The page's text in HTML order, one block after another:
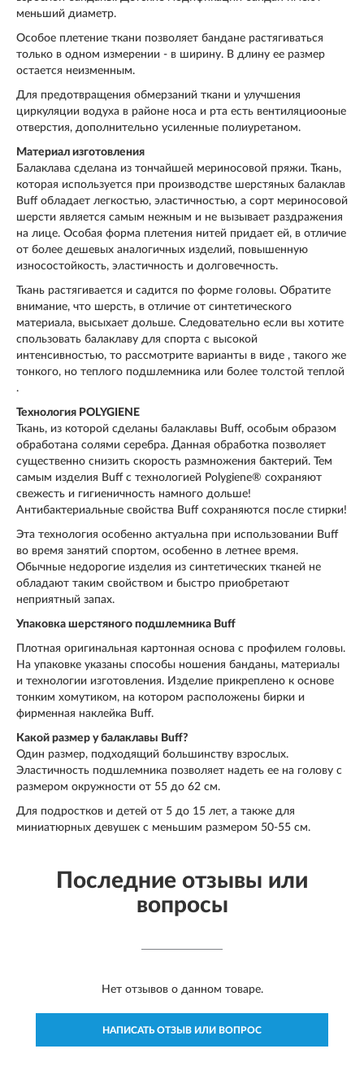
меньший диаметр.
Особое плетение ткани позволяет бандане растягиваться
только в одном измерении - в ширину. В длину ее размер
остается неизменным.
Для предотвращения обмерзаний ткани и улучшения
циркуляции водуха в районе носа и рта есть вентиляциооные
отверстия, дополнительно усиленные полиуретаном.
Материал изготовления
Балаклава сделана из тончайшей мериносовой пряжи. Ткань,
которая используется при производстве шерстяных балаклав
Buff обладает легкостью, эластичностью, а сорт мериносовой
шерсти является самым нежным и не вызывает раздражения
на лице. Особая форма плетения нитей придает ей, в отличие
от более дешевых аналогичных изделий, повышенную
износостойкость, эластичность и долговечность.
Ткань растягивается и садится по форме головы. Обратите
внимание, что шерсть, в отличие от синтетического
материала, высыхает дольше. Следовательно если вы хотите
спользовать балаклаву для спорта с высокой
интенсивностью, то рассмотрите варианты в виде , такого же
тонкого, но теплого подшлемника или более толстой теплой
.
Технология POLYGIENE
Ткань, из которой сделаны балаклавы Buff, особым образом
обработана солями серебра. Данная обработка позволяет
существенно снизить скорость размножения бактерий. Тем
самым изделия Buff с технологией Polygiene® сохраняют
свежесть и гигиеничность намного дольше!
Антибактериальные свойства Buff сохраняются после стирки!
Эта технология особенно актуальна при использовании Buff
во время занятий спортом, особенно в летнее время.
Обычные недорогие изделия из синтетических тканей не
обладают таким свойством и быстро приобретают
неприятный запах.
Упаковка шерстяного подшлемника Buff
Плотная оригинальная картонная основа с профилем головы.
На упаковке указаны способы ношения банданы, материалы
и технологии изготовления. Изделие прикреплено к основе
тонким хомутиком, на котором расположены бирки и
фирменная наклейка Buff.
Какой размер у балаклавы Buff?
Один размер, подходящий большинству взрослых.
Эластичность подшлемника позволяет надеть ее на голову с
размером окружности от 55 до 62 см.
Для подростков и детей от 5 до 15 лет, а также для
миниатюрных девушек с меньшим размером 50-55 см.
Последние отзывы или
вопросы
Нет отзывов о данном товаре.
НАПИСАТЬ ОТЗЫВ ИЛИ ВОПРОС